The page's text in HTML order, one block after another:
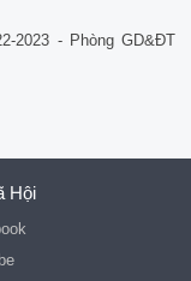
2023 - Phòng GD&ĐT
Hội